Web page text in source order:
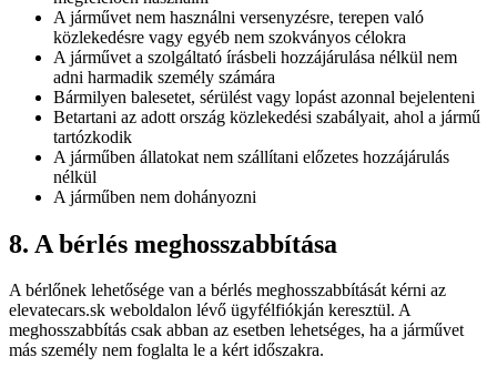
A járművet nem használni versenyzésre, terepen való
közlekedésre vagy egyéb nem szokványos célokra
A járművet a szolgáltató írásbeli hozzájárulása nélkül nem
adni harmadik személy számára
Bármilyen balesetet, sérülést vagy lopást azonnal bejelenteni
Betartani az adott ország közlekedési szabályait, ahol a jármű
tartózkodik
A járműben állatokat nem szállítani előzetes hozzájárulás
nélkül
A járműben nem dohányozni
8. A bérlés meghosszabbítása
A bérlőnek lehetősége van a bérlés meghosszabbítását kérni az
elevatecars.sk weboldalon lévő ügyfélfiókján keresztül. A
meghosszabbítás csak abban az esetben lehetséges, ha a járművet
más személy nem foglalta le a kért időszakra.